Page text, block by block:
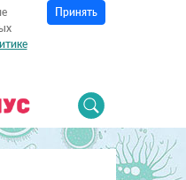
Принять